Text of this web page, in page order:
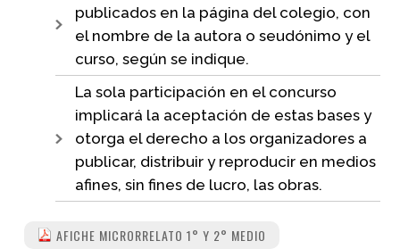
publicados en la página del colegio, con
el nombre de la autora o seudónimo y el
curso, según se indique.
La sola participación en el concurso
implicará la aceptación de estas bases y
otorga el derecho a los organizadores a
publicar, distribuir y reproducir en medios
afines, sin fines de lucro, las obras.
AFICHE MICRORRELATO 1° Y 2° MEDIO